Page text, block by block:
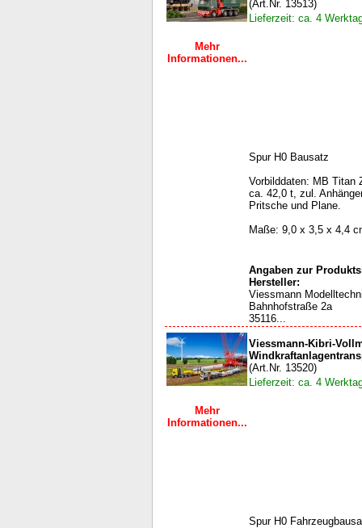
Mehr
Informationen...
(Art.Nr. 13513)
Lieferzeit: ca. 4
Spur H0 Bausatz
Vorbilddaten: MB Titan
ca. 42,0 t, zul.
Pritsche und Plane.
Maße: 9,0 x 3,5 x 4,4
Angaben zur
Hersteller:
Viessmann
Bahnhofstraße 2a
35116...
Mehr
Informationen...
Viessmann-Kibri-
(Art.Nr. 13520)
Lieferzeit: ca. 4
Spur H0